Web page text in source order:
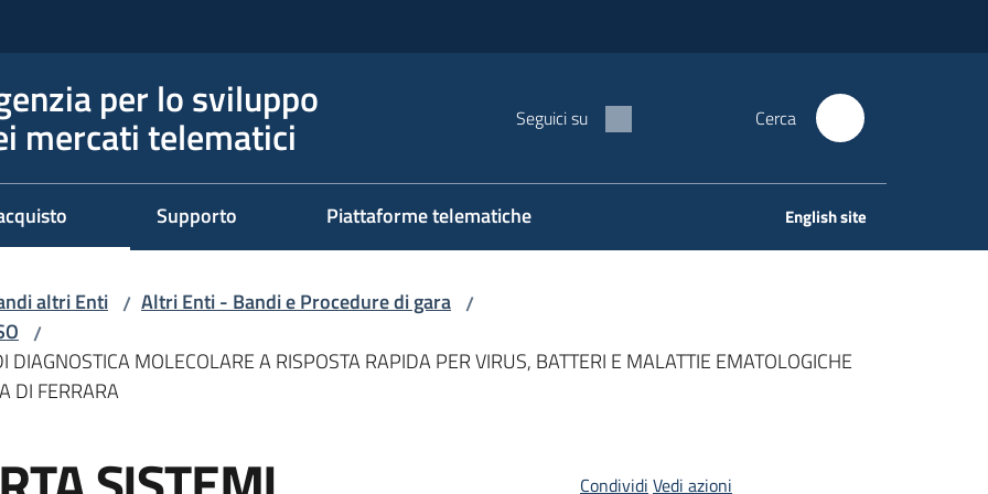
per lo sviluppo
mercati telematici Seguici su Cerca
Supporto Piattaforme telematiche English site
altri Enti / Altri Enti - Bandi e Procedure di gara /
/
MOLECOLARE A RISPOSTA RAPIDA PER VIRUS, BATTERI E MALATTIE EMATOLOGICHE
DI FERRARA
Condividi Vedi azioni